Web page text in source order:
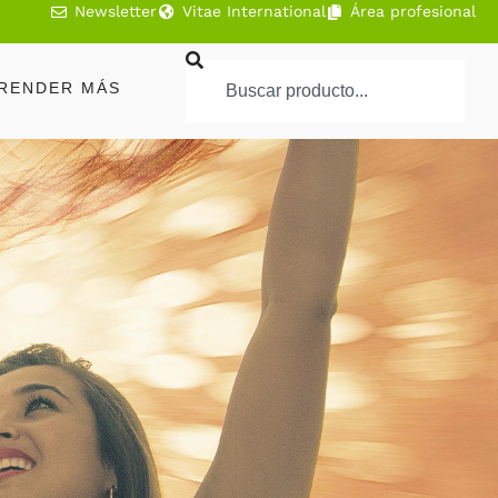
Newsletter Vitae International Área profesional
MÁS